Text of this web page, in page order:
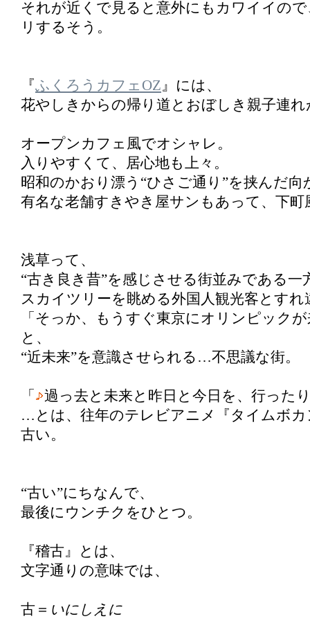
それが近くで見ると意外にもカワイイの
リするそう。
『ふくろうカフェOZ 』には、
花やしきからの帰り道とおぼしき親子連れ
オープンカフェ風でオシャレ。
入りやすくて、居心地も上々。
昭和のかおり漂う“ひさご通り”を挟んだ向
有名な老舗すきやき屋サンもあって、下町
浅草って、
“古き良き昔”を感じさせる街並みである一
スカイツリーを眺める外国人観光客とすれ
「そっか、もうすぐ東京にオリンピック
と、
“近未来”を意識させられる…不思議な街。
「
過っ去と未来と昨日と今日を、行った
…とは、往年のテレビアニメ『タイムボ
古い。
“古い”にちなんで、
最後にウンチクをひとつ。
『稽古』とは、
文字通りの意味では、
古＝ いにしえに